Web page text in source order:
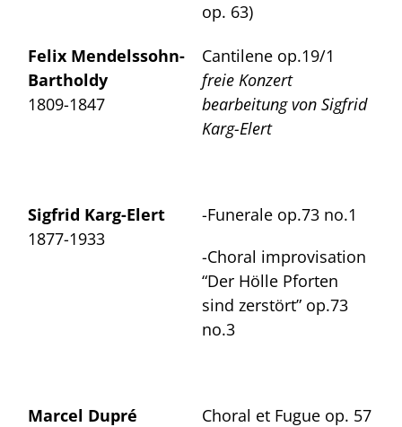
op. 63)
Felix Mendelssohn-
Bartholdy
1809-1847
Cantilene op.19/1
freie Konzert
bearbeitung von Sigfrid
Karg-Elert
Sigfrid Karg-Elert
1877-1933
-Funerale op.73 no.1
-Choral improvisation
“Der Hölle Pforten
sind zerstört” op.73
no.3
Marcel Dupré
Choral et Fugue op. 57